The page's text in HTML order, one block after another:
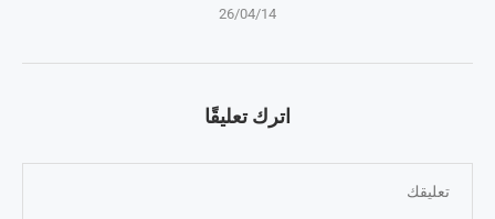
26/04/14
اترك تعليقًا